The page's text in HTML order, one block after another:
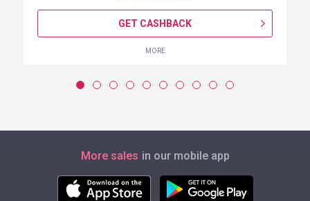
GET CASHBACK
MORE
More sales in our mobile app